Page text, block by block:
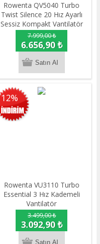
Rowenta QV5040 Turbo
Twist Silence 20 Hız Ayarlı
Sessiz Kompakt Vantilatör
7.999,00 ₺
6.656,90 ₺
12%
Rowenta VU3110 Turbo
Essential 3 Hız Kademeli
Vantilatör
3.499,00 ₺
3.092,90 ₺